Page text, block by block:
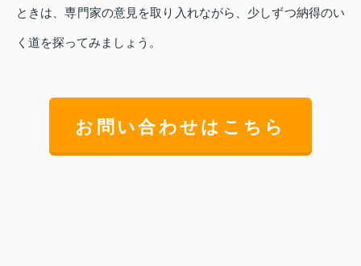
ときは、専門家の意見を取り入れながら、少しずつ納得のい
く道を探ってみましょう。
お問い合わせはこちら